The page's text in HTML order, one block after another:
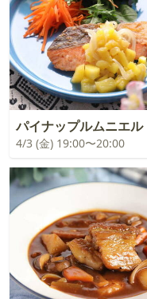
パイナップルムニエル
4/3 (金) 19:00〜20:00